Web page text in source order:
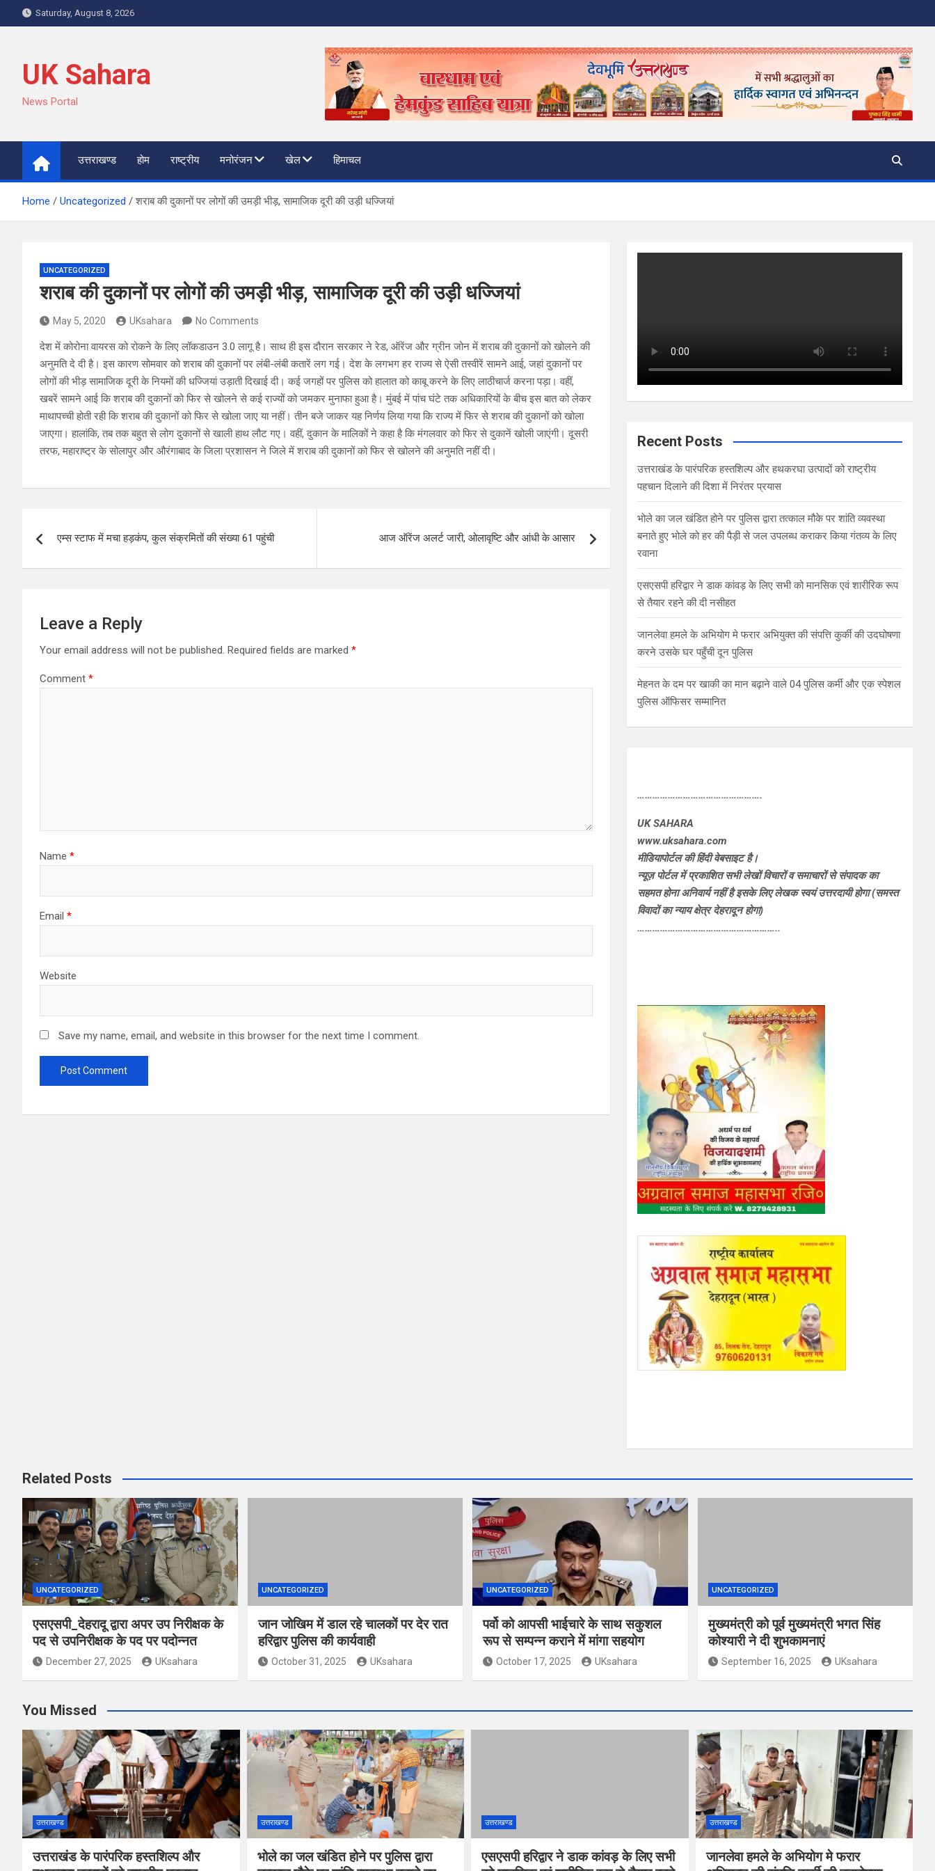
to
Saturday, August 8, 2026
UK Sahara
News Portal
उत्तराखण्ड होम राष्ट्रीय मनोरंजन खेल हिमाचल
Home Uncategorized शराब की दुकानों पर लोगों की उमड़ी भीड़, सामाजिक दूरी की उड़ी धज्जियां
UNCATEGORIZED
शराब की दुकानों पर लोगों की उमड़ी भीड़, सामाजिक दूरी की उड़ी धज्जियां
May 5, 2020 UKsahara No Comments
देश में कोरोना वायरस को रोकने के लिए लॉकडाउन 3.0 लागू है। साथ ही इस दौरान सरकार ने रेड, ऑरेंज और ग्रीन जोन में शराब की दुकानों को खोलने की
अनुमति दे दी है। इस कारण सोमवार को शराब की दुकानों पर लंबी-लंबी कतारें लग गई। देश के लगभग हर राज्य से ऐसी तस्वीरें सामने आई, जहां दुकानों पर
लोगों की भीड़ सामाजिक दूरी के नियमों की धज्जियां उड़ाती दिखाई दी। कई जगहों पर पुलिस को हालात को काबू करने के लिए लाठीचार्ज करना पड़ा। वहीं,
खबरें सामने आई कि शराब की दुकानों को फिर से खोलने से कई राज्यों को जमकर मुनाफा हुआ है। मुंबई में पांच घंटे तक अधिकारियों के बीच इस बात को लेकर
माथापच्ची होती रही कि शराब की दुकानों को फिर से खोला जाए या नहीं। तीन बजे जाकर यह निर्णय लिया गया कि राज्य में फिर से शराब की दुकानों को खोला
जाएगा। हालांकि, तब तक बहुत से लोग दुकानों से खाली हाथ लौट गए। वहीं, दुकान के मालिकों ने कहा है कि मंगलवार को फिर से दुकानें खोली जाएंगी। दूसरी
तरफ, महाराष्ट्र के सोलापुर और औरंगाबाद के जिला प्रशासन ने जिले में शराब की दुकानों को फिर से खोलने की अनुमति नहीं दी।
navigation
एम्स स्टाफ में मचा हड़कंप, कुल संक्रमितों की संख्या 61 पहुंची आज ऑरेंज अलर्ट जारी, ओलावृष्टि और आंधी के आसार
Leave a Reply
Your email address will not be published. Required fields are marked *
Comment *
Name *
Email *
Website
Save my name, email, and website in this browser for the next time I comment.
Recent Posts
उत्तराखंड के पारंपरिक हस्तशिल्प और हथकरघा उत्पादों को राष्ट्रीय
पहचान दिलाने की दिशा में निरंतर प्रयास
भोले का जल खंडित होने पर पुलिस द्वारा तत्काल मौके पर शांति व्यवस्था
बनाते हुए भोले को हर की पैड़ी से जल उपलब्ध कराकर किया गंतव्य के लिए
रवाना
एसएसपी हरिद्वार ने डाक कांवड़ के लिए सभी को मानसिक एवं शारीरिक रूप
से तैयार रहने की दी नसीहत
जानलेवा हमले के अभियोग मे फरार अभियुक्त की संपत्ति कुर्की की उदघोषणा
करने उसके घर पहुँची दून पुलिस
मेहनत के दम पर खाकी का मान बढ़ाने वाले 04 पुलिस कर्मी और एक स्पेशल
पुलिस ऑफिसर सम्मानित
………………………………………….
UK SAHARA
www.uksahara.com
मीडियापोर्टल की हिंदी वेबसाइट है।
न्यूज़ पोर्टल में प्रकाशित सभी लेखों विचारों व समाचारों से संपादक का
सहमत होना अनिवार्य नहीं है इसके लिए लेखक स्वयं उत्तरदायी होगा (समस्त
विवादों का न्याय क्षेत्र देहरादून होगा)
………………………………………………..
Related Posts
UNCATEGORIZED
एसएसपी_देहरादू द्वारा अपर उप निरीक्षक के
पद से उपनिरीक्षक के पद पर पदोन्नत
December 27, 2025 UKsahara
UNCATEGORIZED
जान जोखिम में डाल रहे चालकों पर देर रात
हरिद्वार पुलिस की कार्यवाही
October 31, 2025 UKsahara
UNCATEGORIZED
पर्वो को आपसी भाईचारे के साथ सकुशल
रूप से सम्पन्न कराने में मांगा सहयोग
October 17, 2025 UKsahara
UNCATEGORIZED
मुख्यमंत्री को पूर्व मुख्यमंत्री भगत सिंह
कोश्यारी ने दी शुभकामनाएं
September 16, 2025 UKsahara
You Missed
उत्तराखण्ड
उत्तराखंड के पारंपरिक हस्तशिल्प और
उत्तराखण्ड
भोले का जल खंडित होने पर पुलिस द्वारा
उत्तराखण्ड
एसएसपी हरिद्वार ने डाक कांवड़ के लिए सभी
उत्तराखण्ड
जानलेवा हमले के अभियोग मे फरार